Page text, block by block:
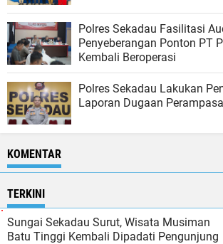
Polres Sekadau Fasilitasi
Penyeberangan Ponton PT
Kembali Beroperasi
Polres Sekadau Lakukan
Laporan Dugaan
KOMENTAR
TERKINI
Sungai Sekadau Surut, Wisata Musiman
Batu Tinggi Kembali Dipadati Pengunjung